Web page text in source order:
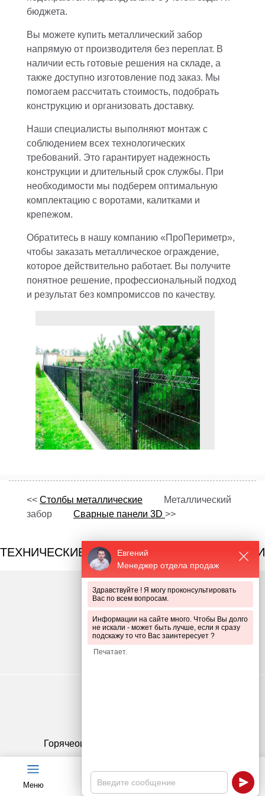
Меню Каталог Калькулятор Чат
бюджета.
Вы можете купить металлический забор
напрямую от производителя без переплат. В
наличии есть готовые решения на складе, а
также доступно изготовление под заказ. Мы
помогаем рассчитать стоимость, подобрать
конструкцию и организовать доставку.
Наши специалисты выполняют монтаж с
соблюдением всех технологических
требований. Это гарантирует надежность
конструкции и длительный срок службы. При
необходимости мы подберем оптимальную
комплектацию с воротами, калитками и
крепежом.
Обратитесь в нашу компанию «ПроПериметр»,
чтобы заказать металлическое ограждение,
которое действительно работает. Вы получите
понятное решение, профессиональный подход
и результат без компромиссов по качеству.
<< Столбы металлические Металлический
забор Сварные панели 3D >>
ТЕХНИЧЕСКИЕ ПРЕИМУЩЕСТВА ПРОДУКЦИИ
Срок службы до 60 лет
Горячеоцинкованное покрытие 1 класса
Евгений
Менеджер отдела продаж
Здравствуйте ! Я могу проконсультировать
Вас по всем вопросам.
Информации на сайте много. Чтобы Вы долго
не искали - может быть лучше, если я сразу
подскажу то что Вас заинтересует ?